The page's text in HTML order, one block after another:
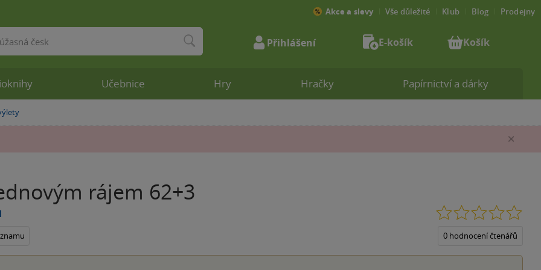
rájem 62+3
0 hodnocení čtenářů
Učebnice Hry Hračky Papírnictví a dárky
Akce a slevy Vše důležité Klub Blog Prodejny
Přihlášení E-košík Košík